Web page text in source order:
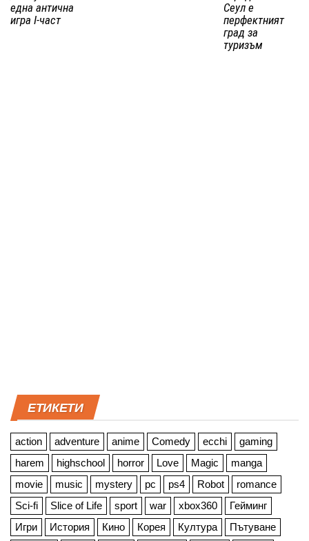
една антична
игра I-част
Сеул е
перфектният
град за
туризъм
ЕТИКЕТИ
action adventure anime Comedy ecchi
gaming
harem
highschool horror Love Magic
manga
movie
music mystery pc ps4 Robot
romance
Sci-fi
Slice of Life sport war xbox360
Гейминг
Игри
История Кино Корея Култура Пътуване